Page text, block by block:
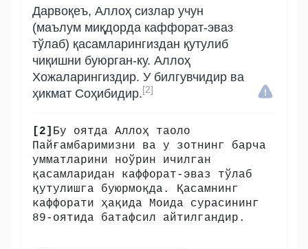
Дарвоқеъ, Аллоҳ сизлар учун
(маълум миқдорда каффорат-эваз
тўлаб) қасамларингиздан қутулиб
чиқишни буюрган-ку. Аллоҳ
Хожаларингиздир. У билгувчидир ва
ҳикмат Соҳибидир. [2]
[2] Бу оятда Аллоҳ таоло
Пайғамбаримизни ва у зотнинг барча
умматларини ноўрин ичилган
қасамларидан каффорат-эваз тўлаб
қутулишга буюрмоқда. Қасамнинг
каффорати ҳақида Моида сурасининг
89-оятида батафсил айтилгандир.